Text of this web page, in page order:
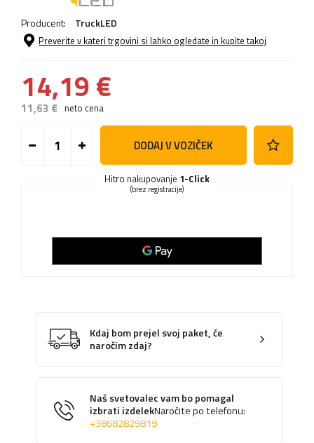
Producent: TruckLED
Preverite v kateri trgovini si lahko ogledate in kupite takoj
14,19 €
11,63 € neto cena
DODAJ V VOZIČEK
Hitro nakupovanje 1-Click
(brez registracije)
Kdaj bom prejel svoj paket, če
naročim zdaj?
Naš svetovalec vam bo pomagal
izbrati izdelekNaročite po telefonu:
+38682829819